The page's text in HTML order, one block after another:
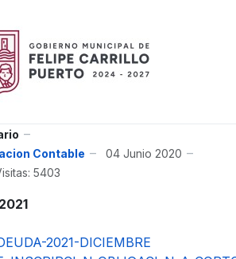
Contable
04 Junio 2020
5403
2021-DICIEMBRE